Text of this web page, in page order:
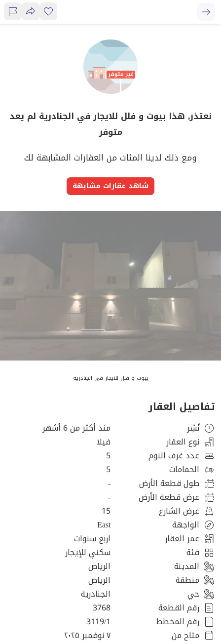
نعتذر, هذا بيوت و فلل للايجار في الجنادرية لم يعد
متوفر
ومع ذلك لدينا المئات من العقارات المشابهة لك
شاهد عقارات مشابهة
بيوت و فلل للايجار في الجنادرية
تفاصيل العقار
نُشِر
منذ أكثر من 6 أشهر
نوع العقار
فيلا
عدد غرف النوم
5
الحمامات
5
طول قطعة الأرض
-
عرض قطعة الأرض
-
عرض الشارع
15
الواجهة
East
عمر العقار
اربع سنوات
فئة
سكني للإيجار
المدينة
الرياض
منطقة
الرياض
حي
الجنادرية
رقم القطعة
3768
رقم المخطط
3119/1
متاح من
٧ نوفمبر ٢٠٢٥